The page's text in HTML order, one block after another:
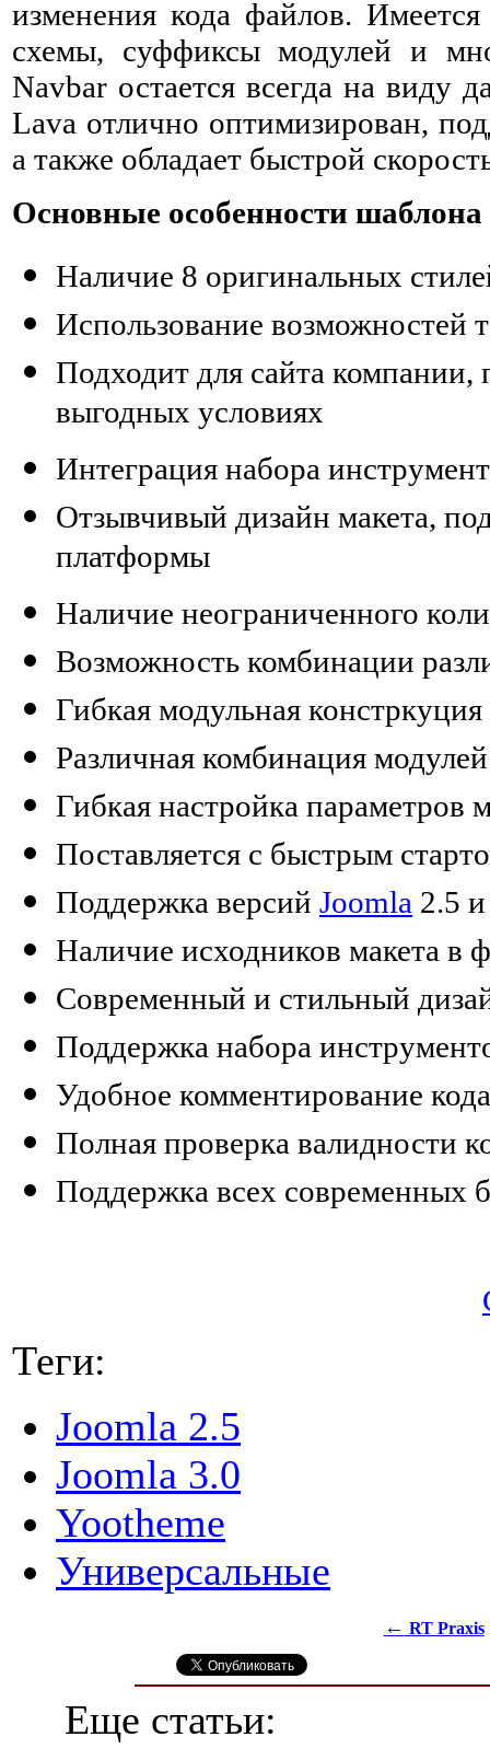
изменения кода файлов.
схемы, суффиксы модулей и
Navbar остается всегда на виду
Lava отлично оптимизирован,
а также обладает быстрой
Основные особенности
Наличие 8 оригинальных
Использование возможностей
Подходит для сайта
выгодных условиях
Интеграция набора
Отзывчивый дизайн макета,
платформы
Наличие неограниченного
Возможность комбинации
Гибкая модульная
Различная комбинация
Гибкая настройка параметров
Поставляется с быстрым
Поддержка версий Joomla 2.5
Наличие исходников макета в
Современный и стильный
Поддержка набора
Удобное комментирование
Полная проверка валидности
Поддержка всех современных
Теги:
Joomla 2.5
Joomla 3.0
Yootheme
Универсальные
← RT Praxis
Еще статьи: